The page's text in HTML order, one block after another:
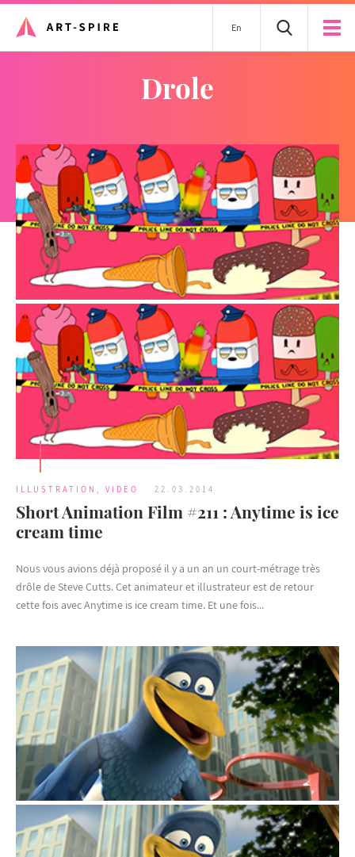
En
drole
ILLUSTRATION VIDEO 22.03.2014
Short Animation Film #211 : Anytime is ice
cream time
Nous vous avions déjà proposé il y a un an un court-métrage très
drôle de Steve Cutts. Cet animateur et illustrateur est de retour
cette fois avec Anytime is ice cream time. Et une fois...